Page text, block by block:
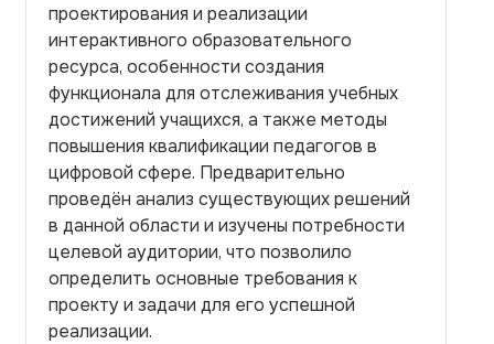
проектирования и реализации
интерактивного образовательного
ресурса, особенности создания
функционала для отслеживания учебных
достижений учащихся, а также методы
повышения квалификации педагогов в
цифровой сфере. Предварительно
проведён анализ существующих решений
в данной области и изучены потребности
целевой аудитории, что позволило
определить основные требования к
проекту и задачи для его успешной
реализации.